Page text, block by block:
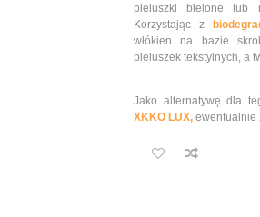
pieluszki bielone lub
Korzystając z
włókien na bazie
pieluszek tekstylnych, a
Jako alternatywę dla
XKKO LUX, ewentualnie